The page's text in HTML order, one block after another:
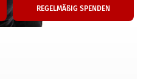
REGELMÄßIG SPENDEN